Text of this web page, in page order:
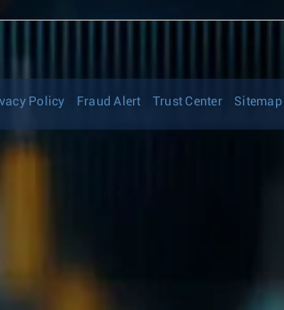
Policy Fraud Alert Trust Center Sitemap